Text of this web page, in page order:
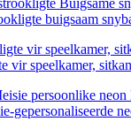
buigsaam
vir speelkamer,
gepersonaliseerde